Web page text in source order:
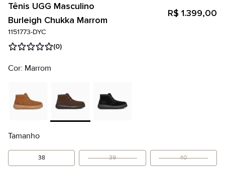
Tênis UGG Masculino
Burleigh Chukka Marrom
R$ 1.399,00
1151773-DYC
(0)
Cor: Marrom
Tamanho
38 39 40